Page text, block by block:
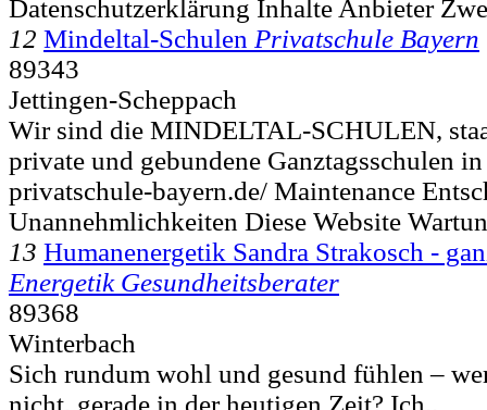
Datenschutzerklärung Inhalte Anbieter
12 Mindeltal-Schulen Privatschule Bayern
89343
Jettingen-Scheppach
Wir sind die MINDELTAL-SCHULEN,
private und gebundene Ganztagsschulen
privatschule-bayern.de/ Maintenance
Unannehmlichkeiten Diese Website
13 Humanenergetik Sandra Strakosch -
Energetik Gesundheitsberater
89368
Winterbach
Sich rundum wohl und gesund fühlen –
nicht, gerade in der heutigen Zeit? Ich..